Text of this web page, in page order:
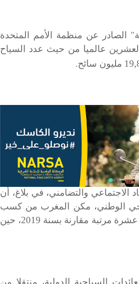
الصادر عن منظمة الأمم المتحدة
عالميا من حيث عدد السياح
.
الاجتماعي والتضامني، في بلاغ، أن
الوطني، مكن المغرب من كسب
ثلاث مراتب إضافية خلال سنة واحدة فقط، واثنتي عشرة مرتبة مقارنة بسنة 2019، حين
السياحية الدولية، منتقلا من